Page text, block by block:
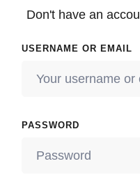
Don't have an
USERNAME OR EMAIL
PASSWORD